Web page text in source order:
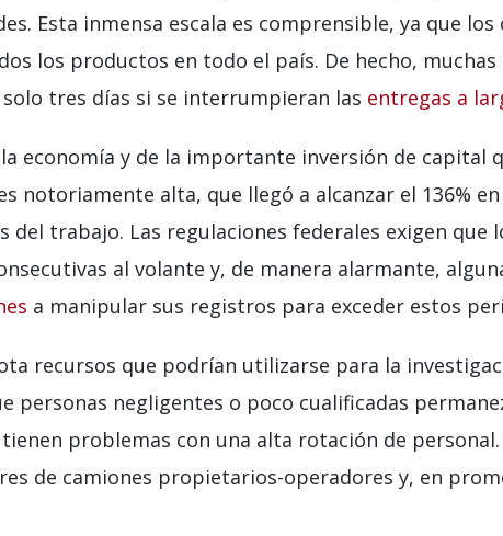
Esta inmensa escala es comprensible, ya que
los productos en todo el país. De hecho,
tres días si se interrumpieran las entregas a
economía y de la importante inversión de capital
notoriamente alta, que llegó a alcanzar el 136%
trabajo. Las regulaciones federales exigen que
al volante y, de manera alarmante,
a manipular sus registros para exceder estos
recursos que podrían utilizarse para la
personas negligentes o poco cualificadas
problemas con una alta rotación de personal.
de camiones propietarios-operadores y, en